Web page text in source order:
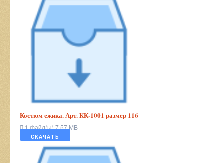
Костюм ежика. Арт. КК-1001 размер 116
1 файл(ы)7.57 MB
СКАЧАТЬ